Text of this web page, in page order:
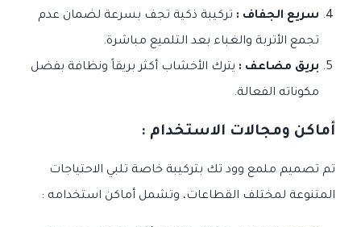
سريع الجفاف : تركيبة ذكية تجف بسرعة لضمان عدم
تجمع الأتربة والغباء بعد التلميع مباشرة.
بريق مضاعف : يترك الأخشاب أكثر بريقاً ونظافة بفضل
مكوناته الفعالة.
أماكن ومجالات الاستخدام :
تم تصميم ملمع وود تك بتركيبة خاصة تلبي الاحتياجات
المتنوعة لمختلف القطاعات، وتشمل أماكن استخدامه :